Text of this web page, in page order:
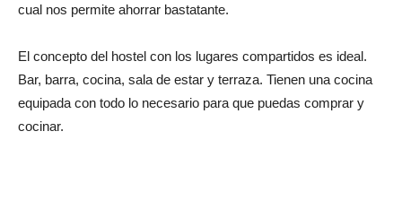
cual nos permite ahorrar bastatante.
El concepto del hostel con los lugares compartidos es ideal.
Bar, barra, cocina, sala de estar y terraza. Tienen una cocina
equipada con todo lo necesario para que puedas comprar y
cocinar.